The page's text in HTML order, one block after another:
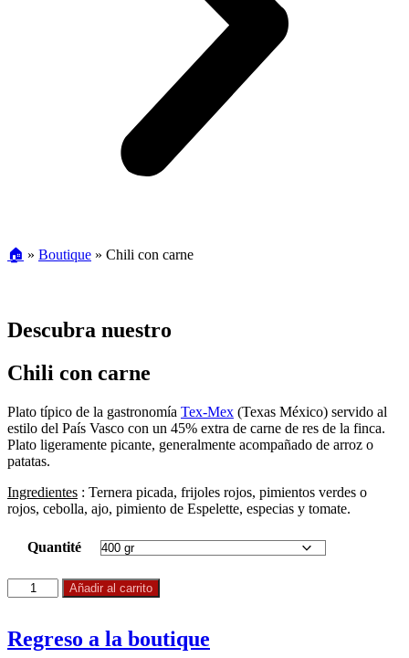
🏠 » Boutique » Chili con carne
Descubra nuestro
Chili con carne
Plato típico de la gastronomía Tex-Mex (Texas México) servido al
estilo del País Vasco con un 45% extra de carne de res de la finca.
Plato ligeramente picante, generalmente acompañado de arroz o
patatas.
Ingredientes : Ternera picada, frijoles rojos, pimientos verdes o
rojos, cebolla, ajo, pimiento de Espelette, especias y tomate.
Quantité
Chili
con
cantidad
Añadir al carrito
Regreso a la boutique